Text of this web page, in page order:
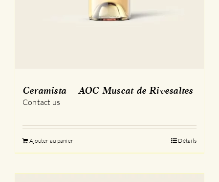
Ceramista – AOC Muscat de Rivesaltes
Contact us
Ajouter au panier Détails